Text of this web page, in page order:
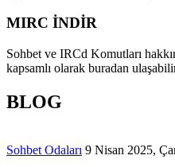
MIRC İNDİR
Sohbet ve IRCd Komutları
kapsamlı olarak buradan
BLOG
Sohbet Odaları 9 Nisan 2025,